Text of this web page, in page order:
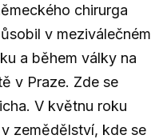
chirurga
v meziválečném
a během války na
v Praze. Zde se
V květnu roku
zemědělství, kde se